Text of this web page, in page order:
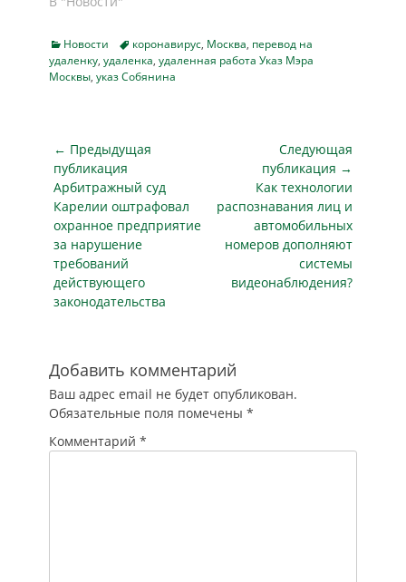
местоположения
определенной
геолокации, в том…
эффекты – и
положительные, и
отрицательные –
Сергей Собянин на
своем сайте.
Тяжелым
следствием этих
мер является, как и
во всем мире,
остановка…
Categories
Новости Tagsкоронавирус, Москва, перевод на
удаленку, удаленка, удаленная работа Указ Мэра
Москвы, указ Собянина
Навигация
по
записям
← Предыдущая
публикация
Предыдущая
публикация
Арбитражный суд
Карелии оштрафовал
охранное предприятие
за нарушение
требований
действующего
законодательства
Следующая
публикация →
Следующая
публикация
Как технологии
распознавания лиц и
автомобильных
номеров дополняют
системы
видеонаблюдения?
Добавить комментарий
Ваш адрес email не будет опубликован.
Обязательные поля помечены *
Комментарий *